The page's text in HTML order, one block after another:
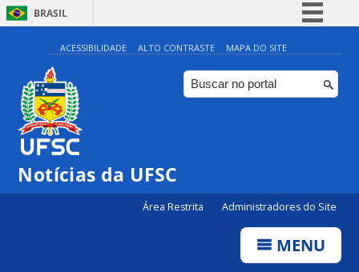
BRASIL
Simplifique!
Comunica BR
Participe
ACESSIBILIDADE ALTO CONTRASTE MAPA DO SITE
Notícias da UFSC
Área Restrita Administradores do Site
MENU